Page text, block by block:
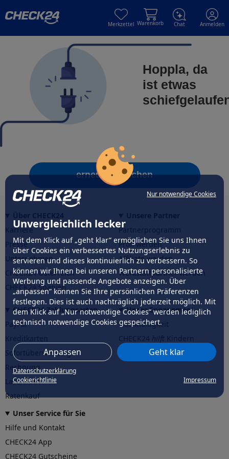
Nur notwendige Cookies
Unvergleichlich lecker
Mit dem Klick auf „geht klar” ermöglichen Sie uns Ihnen
über Cookies ein verbessertes Nutzungserlebnis zu
servieren und dieses kontinuierlich zu verbessern. So
können wir Ihnen bei unseren Partnern personalisierte
Werbung und passende Angebote anzeigen. Über
„anpassen” können Sie Ihre persönlichen Präferenzen
festlegen. Dies ist auch nachträglich jederzeit möglich. Mit
dem Klick auf „Nur notwendige Cookies” werden lediglich
technisch notwendige Cookies gespeichert.
Anpassen Geht klar
Datenschutzerklärung
Cookierichtlinie
Impressum
Merkzettel Warenkorb Chat Anmelden
Hoppla, da
ist etwas
erneut versuchen
Karriere
Presse
Unternehmen
CHECK24 Österreich
CHECK24 Spanien
Partnerprogramm
Profi werden
Affiliate werden
Werkstattpartner werden
CHECK24 Zahlungsarten
PayPal
Sofortüberweisung
Rechnung
Lastschrift
Ratenkauf
Unser Engagement
Nachhaltigkeit
CHECK24hilftder Natur
Unser Service für Sie
Hilfe und Kontakt
CHECK24 App
CHECK24 Gutscheine